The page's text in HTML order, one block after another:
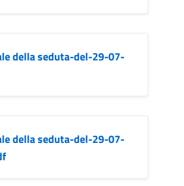
della seduta-del-29-07-
della seduta-del-29-07-